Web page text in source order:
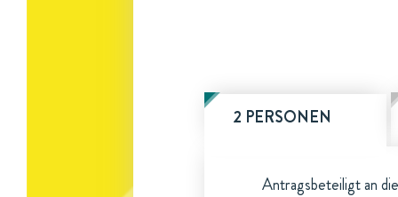
2 PERSONEN
Antragsbeteiligt an